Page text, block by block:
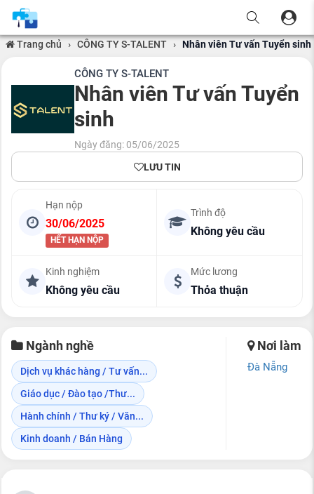
Trang chủ › CÔNG TY S-TALENT › Nhân viên Tư vấn Tuyển sinh
CÔNG TY S-TALENT
Nhân viên Tư vấn Tuyển
sinh
Ngày đăng: 05/06/2025
LƯU TIN
Hạn nộp
30/06/2025
HẾT HẠN NỘP
Trình độ
Không yêu cầu
Kinh nghiệm
Không yêu cầu
Mức lương
Thỏa thuận
Ngành nghề
Dịch vụ khác hàng / Tư vấn...
Giáo dục / Đào tạo /Thư...
Hành chính / Thư ký / Văn...
Kinh doanh / Bán Hàng
Nơi làm
Đà Nẵng